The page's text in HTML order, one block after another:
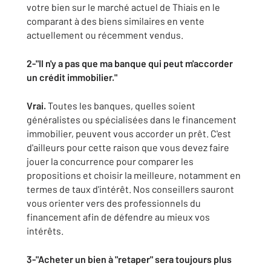
votre bien sur le marché actuel de Thiais en le
comparant à des biens similaires en vente
actuellement ou récemment vendus.
2-"Il n'y a pas que ma banque qui peut m'accorder
un crédit immobilier."
Vrai. Toutes les banques, quelles soient
généralistes ou spécialisées dans le financement
immobilier, peuvent vous accorder un prêt. C'est
d'ailleurs pour cette raison que vous devez faire
jouer la concurrence pour comparer les
propositions et choisir la meilleure, notamment en
termes de taux d'intérêt. Nos conseillers sauront
vous orienter vers des professionnels du
financement afin de défendre au mieux vos
intérêts.
3-"Acheter un bien à "retaper" sera toujours plus